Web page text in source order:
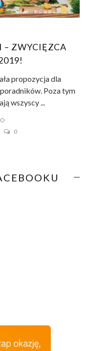
– ZWYCIĘZCA
propozycja dla
Poza tym
wszyscy ...
0